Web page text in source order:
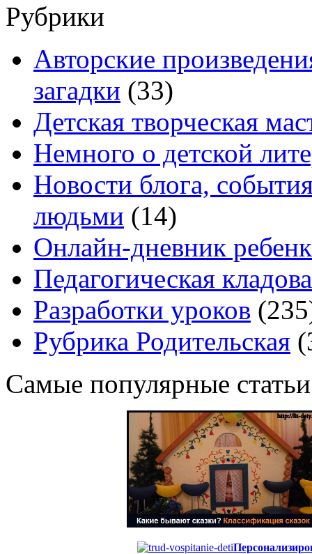
Рубрики
Авторские
загадки (33)
Детская творческая
Немного о детской
Новости блога,
людьми (14)
Онлайн-дневник
Педагогическая
Разработки уроков
Рубрика Родительская
Самые популярные